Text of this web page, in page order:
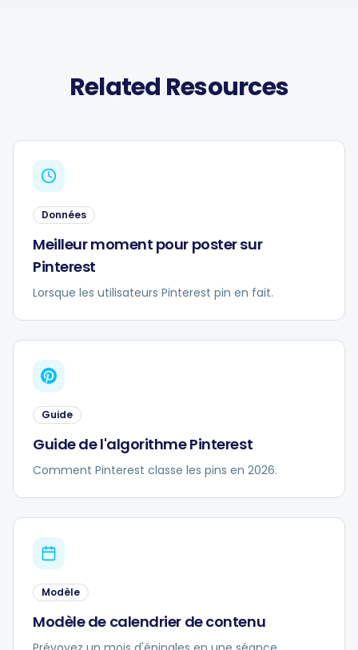
Related Resources
Données
Meilleur moment pour poster sur
Pinterest
Lorsque les utilisateurs Pinterest pin en fait.
Guide
Guide de l'algorithme Pinterest
Comment Pinterest classe les pins en 2026.
Modèle
Modèle de calendrier de contenu